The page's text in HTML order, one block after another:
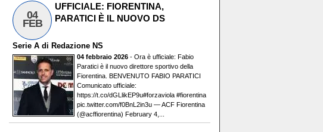
04
FEB
UFFICIALE: FIORENTINA,
PARATICI È IL NUOVO DS
Serie A di Redazione NS
04 febbraio 2026 - Ora è ufficiale: Fabio
Paratici è il nuovo direttore sportivo della
Fiorentina. BENVENUTO FABIO PARATICI️
Comunicato ufficiale:
https://t.co/dGLlikEP9u#forzaviola #fiorentina
pic.twitter.com/f0BnL2in3u — ACF Fiorentina
(@acffiorentina) February 4,...